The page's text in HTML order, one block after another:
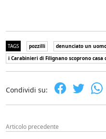
TAGS pozzilli
denunciato un
i Carabinieri di Filignano scoprono
Condividi su:
Articolo precedente